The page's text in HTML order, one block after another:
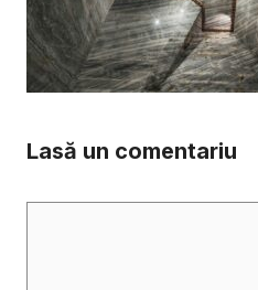
Lasă un comentariu